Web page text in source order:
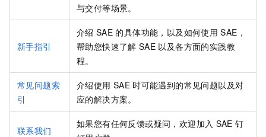
与交付等场景。
新手指引
介绍 SAE 的具体功能，以及如何使用 SAE ，
帮助您快速了解 SAE 以及各方面的实践教
程。
常见问题索
引
介绍使用 SAE 时可能遇到的常见问题以及对
应的解决方案。
联系我们
如果您有任何反馈或疑问，欢迎加入 SAE 钉